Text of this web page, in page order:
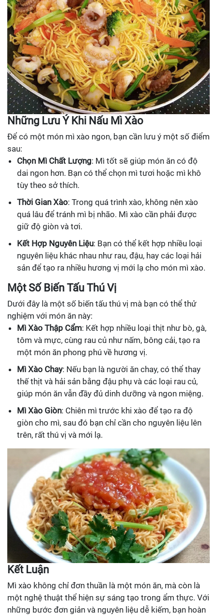
Những Lưu Ý Khi Nấu Mì Xào
Để có một món mì xào ngon, bạn cần lưu ý một số điểm
sau:
Chọn Mì Chất Lượng: Mì tốt sẽ giúp món ăn có độ
dai ngon hơn. Bạn có thể chọn mì tươi hoặc mì khô
tùy theo sở thích.
Thời Gian Xào: Trong quá trình xào, không nên xào
quá lâu để tránh mì bị nhão. Mì xào cần phải được
giữ độ giòn và tơi.
Kết Hợp Nguyên Liệu: Bạn có thể kết hợp nhiều loại
nguyên liệu khác nhau như rau, đậu, hay các loại hải
sản để tạo ra nhiều hương vị mới lạ cho món mì xào.
Một Số Biến Tấu Thú Vị
Dưới đây là một số biến tấu thú vị mà bạn có thể thử
nghiệm với món ăn này:
Mì Xào Thập Cẩm: Kết hợp nhiều loại thịt như bò, gà,
tôm và mực, cùng rau củ như nấm, bông cải, tạo ra
một món ăn phong phú về hương vị.
Mì Xào Chay: Nếu bạn là người ăn chay, có thể thay
thế thịt và hải sản bằng đậu phụ và các loại rau củ,
giúp món ăn vẫn đầy đủ dinh dưỡng và ngon miệng.
Mì Xào Giòn: Chiên mì trước khi xào để tạo ra độ
giòn cho mì, sau đó bạn chỉ cần cho nguyên liệu lên
trên, rất thú vị và mới lạ.
Kết Luận
Mì xào không chỉ đơn thuần là một món ăn, mà còn là
một nghệ thuật thể hiện sự sáng tạo trong ẩm thực. Với
những bước đơn giản và nguyên liệu dễ kiếm, bạn hoàn